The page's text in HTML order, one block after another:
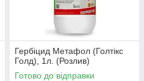
Гербіцид Метафол (Голтікс
Голд), 1л. (Розлив)
Готово до відправки